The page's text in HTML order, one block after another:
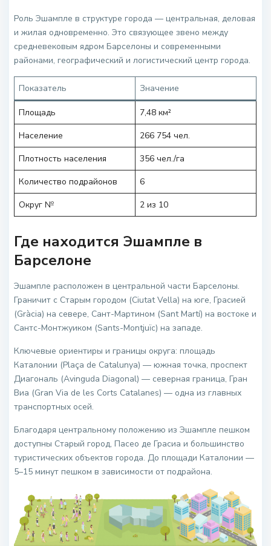
Роль Эшампле в структуре города — центральная, деловая
и жилая одновременно. Это связующее звено между
средневековым ядром Барселоны и современными
районами, географический и логистический центр города.
Показатель Значение
Площадь
7,48 км²
Население
266 754 чел.
Плотность населения
356 чел./га
Количество подрайонов
6
Округ №
2 из 10
Где находится Эшампле в
Барселоне
Эшампле расположен в центральной части Барселоны.
Граничит с Старым городом (Ciutat Vella) на юге, Грасией
(Gràcia) на севере, Сант-Мартином (Sant Martí) на востоке и
Сантс-Монтжуиком (Sants-Montjuïc) на западе.
Ключевые ориентиры и границы округа: площадь
Каталонии (Plaça de Catalunya) — южная точка, проспект
Диагональ (Avinguda Diagonal) — северная граница, Гран
Виа (Gran Via de les Corts Catalanes) — одна из главных
транспортных осей.
Благодаря центральному положению из Эшампле пешком
доступны Старый город, Пасео де Грасиа и большинство
туристических объектов города. До площади Каталонии —
5–15 минут пешком в зависимости от подрайона.